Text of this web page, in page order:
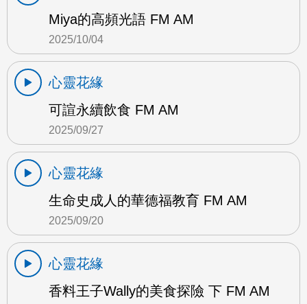
Miya的高頻光語 FM AM
2025/10/04
心靈花緣
可諠永續飲食 FM AM
2025/09/27
心靈花緣
生命史成人的華德福教育 FM AM
2025/09/20
心靈花緣
香料王子Wally的美食探險 下 FM AM